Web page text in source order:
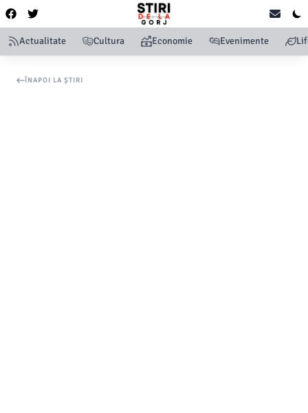
Actualitate Cultura Economie Evenimente
ÎNAPOI LA ȘTIRI